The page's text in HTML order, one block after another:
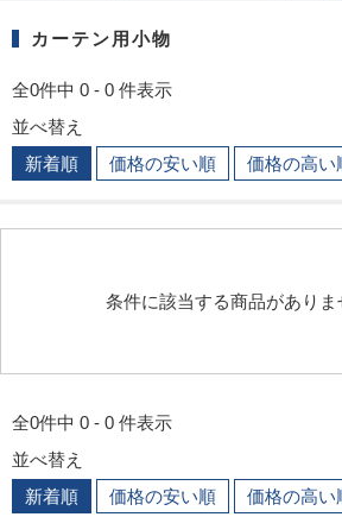
カーテン用小物
全0件中 0 - 0 件表示
並べ替え
新着順
価格の安い順 価格の高い
条件に該当する商品がありま
全0件中 0 - 0 件表示
並べ替え
新着順
価格の安い順 価格の高い